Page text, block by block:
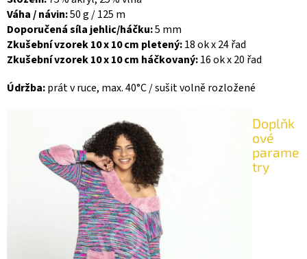
Váha / návin:50 g / 125 m
Doporučená síla jehlic/háčku:5 mm
Zkušební vzorek 10 x 10 cm pletený:18 ok x 24 řad
Zkušební vzorek 10 x 10 cm háčkovaný:16 ok x 20 řad
Údržba:prát v ruce, max. 40°C / sušit volně rozložené
Doplňk
ové
parame
try